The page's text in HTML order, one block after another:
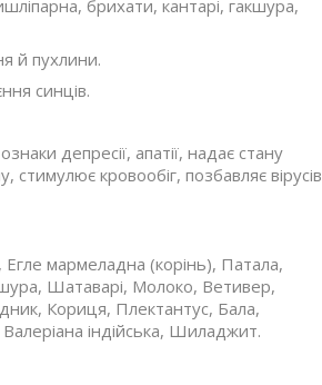
брихати, кантарі, гакшура,
й пухлини.
синців.
депресії, апатії, надає стану
кровообіг, позбавляє вірусів
Егле мармеладна (корінь), Патала,
Шатаварі, Молоко, Ветивер,
Кориця, Плектантус, Бала,
індійська, Шиладжит.